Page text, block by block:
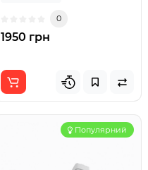
0
1950 грн
Популярний